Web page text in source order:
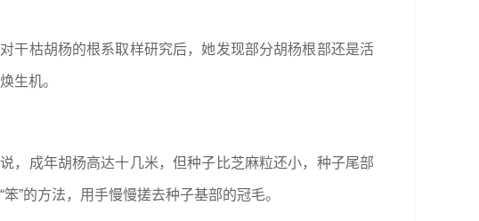
干枯胡杨的根系取样研究后，她发现部分胡杨根部还是活
生机。
，成年胡杨高达十几米，但种子比芝麻粒还小，种子尾部
”的方法，用手慢慢搓去种子基部的冠毛。